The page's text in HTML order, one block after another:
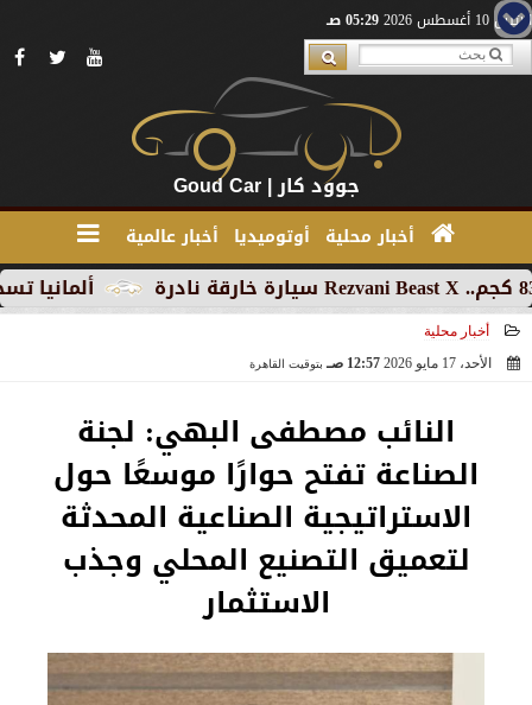
الإثنين 10 أغسطس 2026 05:29 صـ
جوود كار | Goud Car
أخبار محلية أوتوميديا أخبار عالمية
ألمانيا تسجل
أخبار محلية
الأحد، 17 مايو 2026
12:57 صـ بتوقيت القاهرة
النائب مصطفى البهي: لجنة
الصناعة تفتح حوارًا موسعًا حول
الاستراتيجية الصناعية المحدثة
لتعميق التصنيع المحلي وجذب
الاستثمار